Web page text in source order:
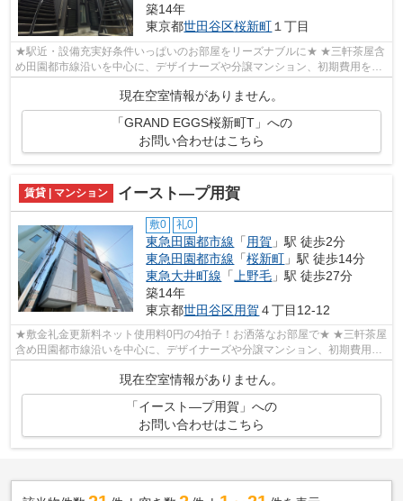
築14年
東京都世田谷区桜新町 １丁目
★駅近・設備充実好条件いっぱいのお部屋をリーズナブルに★ ★三軒茶屋含
め田園都市線沿いを中心に、デザイナーズや分譲マンション、初期費用を抑
えた部屋探しはぜひ当社にお任せくださ...
現在空室情報がありません。
「GRAND EGGS桜新町T」への
お問い合わせはこちら
賃貸 | マンション イースト―プ用賀
敷0 礼0
東急田園都市線 「 用賀 」駅 徒歩2分
東急田園都市線 「桜新町 」駅 徒歩14分
東急大井町線 「 上野毛 」駅 徒歩27分
築14年
東京都世田谷区用賀 ４丁目12-12
★敷金礼金更新料ネット使用料0円の4拍子！お洒落なお部屋で★ ★三軒茶屋
含め田園都市線沿いを中心に、デザイナーズや分譲マンション、初期費用を
現在空室情報がありません。
「イースト―プ用賀」への
お問い合わせはこちら